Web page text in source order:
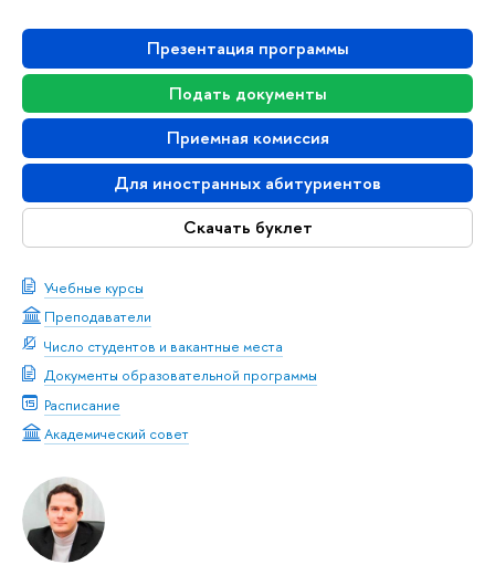
Презентация программы
Подать документы
Приемная комиссия
Для иностранных абитуриентов
Скачать буклет
Учебные курсы
Преподаватели
Число студентов и вакантные места
Документы образовательной программы
Расписание
Академический совет